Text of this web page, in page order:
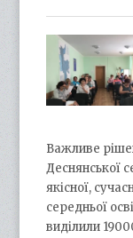
Важливе
Деснянської
якісної,
середньої
виділили